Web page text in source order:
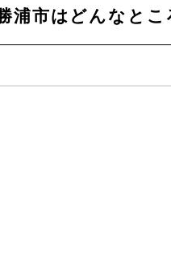
浦市はどんなとこ